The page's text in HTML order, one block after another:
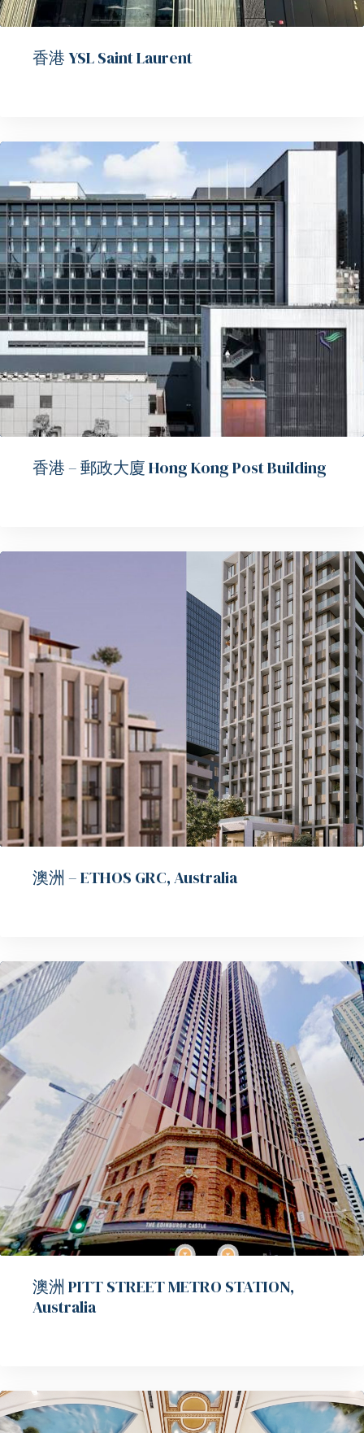
香港 YSL Saint Laurent
香港 – 郵政大廈 Hong Kong Post Building
澳洲 – ETHOS GRC, Australia
澳洲 PITT STREET METRO STATION,
Australia